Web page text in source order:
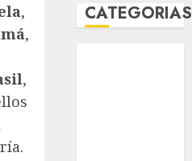
,
,
,
CATEGORIAS